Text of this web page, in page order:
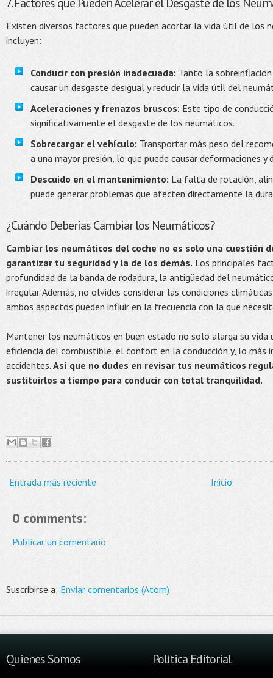
Existen diversos factores que pueden acortar la vida útil de los
incluyen:
Conducir con presión inadecuada: Tanto la
causar un desgaste desigual y reducir la vida útil del
Aceleraciones y frenazos bruscos: Este tipo de
significativamente el desgaste de los neumáticos.
Sobrecargar el vehículo: Transportar más peso del
a una mayor presión, lo que puede causar deformaciones y
Descuido en el mantenimiento: La falta de rotación,
puede generar problemas que afecten directamente la
¿Cuándo Deberías Cambiar los Neumáticos?
Cambiar los neumáticos del coche no es solo una cuestión
garantizar tu seguridad y la de los demás. Los principales
profundidad de la banda de rodadura, la antigüedad del
irregular. Además, no olvides considerar las condiciones
ambos aspectos pueden influir en la frecuencia con la que
Mantener los neumáticos en buen estado no solo alarga su
eficiencia del combustible, el confort en la conducción y, lo más
accidentes. Así que no dudes en revisar tus neumáticos
sustituirlos a tiempo para conducir con total tranquilidad.
Entrada más reciente Inicio
0 comments:
Publicar un comentario
Suscribirse a: Enviar comentarios (Atom)
Quienes Somos Política Editorial